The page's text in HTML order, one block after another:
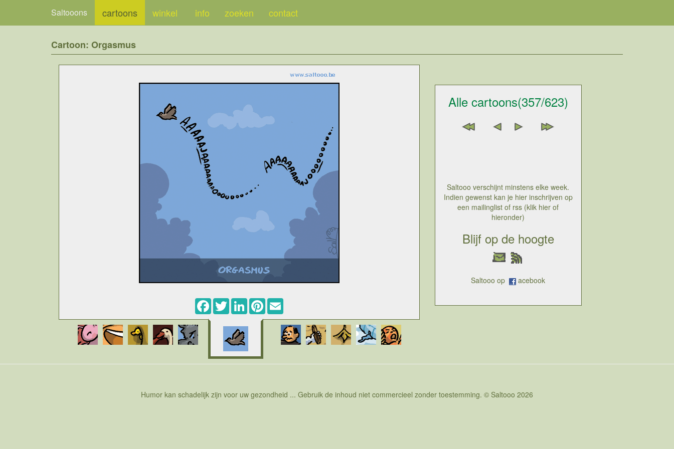
Saltooons cartoons winkel info zoeken contact
Cartoon: Orgasmus
Cartoon over de werelddag van het orgasme. In 2011 vindt die plaats op 21 december. Het is eigenlijk een
alternatieve actie die aandacht vraagt voor de vrede op aarde. Het geloof achter deze actie is dat de
positieve vibes van een orgasme, postieve energie de wereld insturen. Als we dat met zijn allen massaal
doen sturen we daardoor een stukje vrede de wereld in. Of dit staalhard wetenschappelijk bewezen valt te
betwijfelen maar er zijn slechtere initiatieven om te steunen. Er is op een site van global orgasm day wat te
vinden rond het gebruik van handwerk maar ik kan me niet voorstellen dat men er iets op tegen heeft dat u
het orgasme samen beleeft. U kan dus met zijn allen vrolijk op en neer gaan en kreunen voor de lieve vrede.
het milieu. De nieuwe soort heeft een heel typische manier van vliegen en heeft een behoorlijk kenmerkend
Facebook
TwitterLinkedInPinterest
Alle cartoons(357/623)
Saltooo verschijnt minstens elke week.
Indien gewenst kan je hier inschrijven op
een mailinglist of rss (klik hier of
hieronder)
Blijf op de hoogte
Saltooo op acebook
Humor kan schadelijk zijn voor uw gezondheid ... Gebruik de inhoud niet commercieel zonder toestemming. © Saltooo 2026